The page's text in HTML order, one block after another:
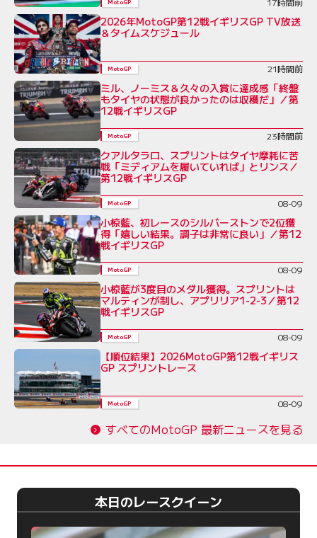
MotoGP
2026年MotoGP第12戦イギリスGP TV放送
＆タイムスケジュール
MotoGP 21時間前
ミル、ノーミス＆久々の入賞に達成感「終盤
もタイヤの状態が良かったのは収穫だ」／第
12戦イギリスGP
MotoGP 23時間前
クアルタラロ、スプリントはタイヤ摩耗に苦
戦「ミディアムを履いていれば」とリンス／
第12戦イギリスGP
MotoGP 08-09
小椋藍、初レースのシルバーストンで2位獲
得「嬉しい結果。調子は非常に良い」／第12
戦イギリスGP
MotoGP 08-09
小椋藍が3度目のメダル獲得。スプリントは
マルティンが制し、アプリリア1-2-3／第12
戦イギリスGP
MotoGP 08-09
【順位結果】2026MotoGP第12戦イギリス
GP スプリントレース
MotoGP 08-09
すべてのMotoGP 最新ニュースを見る
本日のレースクイーン